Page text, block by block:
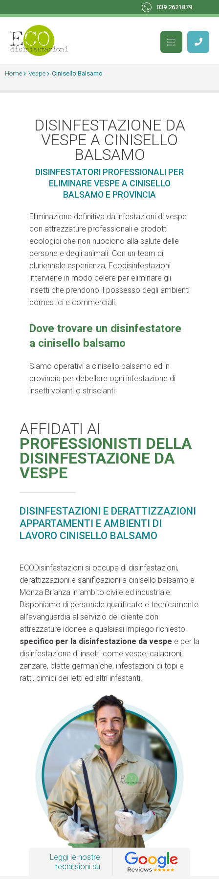
039.2621879
Home Vespe Cinisello Balsamo
DISINFESTAZIONE DA
VESPE A CINISELLO
BALSAMO
DISINFESTATORI PROFESSIONALI PER
ELIMINARE VESPE A CINISELLO
BALSAMO E PROVINCIA
Eliminazione definitiva da infestazioni di vespe
con attrezzature professionali e prodotti
ecologici che non nuociono alla salute delle
persone e degli animali. Con un team di
pluriennale esperienza, Ecodisinfestazioni
interviene in modo celere per eliminare gli
insetti che prendono il possesso degli ambienti
domestici e commerciali.
Dove trovare un disinfestatore
a cinisello balsamo
Siamo operativi a cinisello balsamo ed in
provincia per debellare ogni infestazione di
insetti volanti o striscianti
AFFIDATI AI
PROFESSIONISTI DELLA
DISINFESTAZIONE DA
VESPE
DISINFESTAZIONI E DERATTIZZAZIONI
APPARTAMENTI E AMBIENTI DI
LAVORO CINISELLO BALSAMO
ECODisinfestazioni si occupa di disinfestazioni,
derattizzazioni e sanificazioni a cinisello balsamo e
Monza Brianza in ambito civile ed industriale.
Disponiamo di personale qualificato e tecnicamente
all’avanguardia al servizio del cliente con
attrezzature idonee a qualsiasi impiego richiesto
specifico per la disinfestazione da vespe e per la
disinfestazione di insetti come vespe, calabroni,
zanzare, blatte germaniche, infestazioni di topi e
ratti, cimici dei letti ed altri infestanti.
Leggi le nostre
recensioni su